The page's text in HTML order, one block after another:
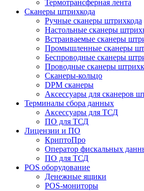
Термотрансферная лента
Сканеры штрихкода
Ручные сканеры штрихкода
Настольные сканеры
Встраиваемые сканеры
Промышленные сканеры
Беспроводные сканеры
Проводные сканеры
Сканеры-кольцо
DPM сканеры
Аксессуары для сканеров
Терминалы сбора данных
Аксессуары для ТСД
ПО для ТСД
Лицензии и ПО
КриптоПро
Оператор фискальных
ПО для ТСД
POS оборудование
Денежные ящики
POS-мониторы